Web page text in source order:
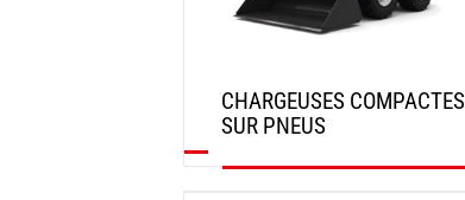
CHARGEUSES COMPACTES
SUR PNEUS